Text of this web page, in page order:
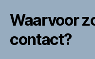
Waarvoor
contact?